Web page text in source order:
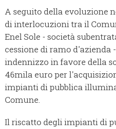
A seguito della evoluzione
di interlocuzioni tra il
Enel Sole - società
cessione di ramo d'azienda
indennizzo in favore della
46mila euro per
impianti di pubblica
Comune.
Il riscatto degli impianti di